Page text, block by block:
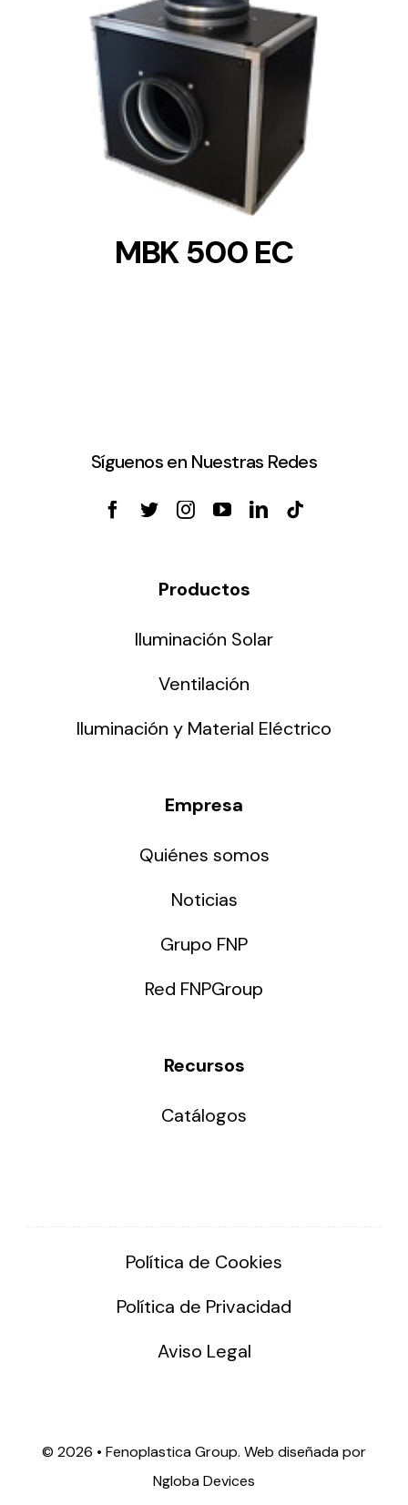
DETAILS
MBK 500 EC
Síguenos en Nuestras Redes
Productos
Iluminación Solar
Ventilación
Iluminación y Material Eléctrico
Empresa
Quiénes somos
Noticias
Grupo FNP
Red FNPGroup
Recursos
Catálogos
Política de Cookies
Política de Privacidad
Aviso Legal
© 2026 • Fenoplastica Group. Web diseñada por
Ngloba Devices